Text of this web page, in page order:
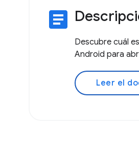
article
Descubre cuál
Android para
Leer el